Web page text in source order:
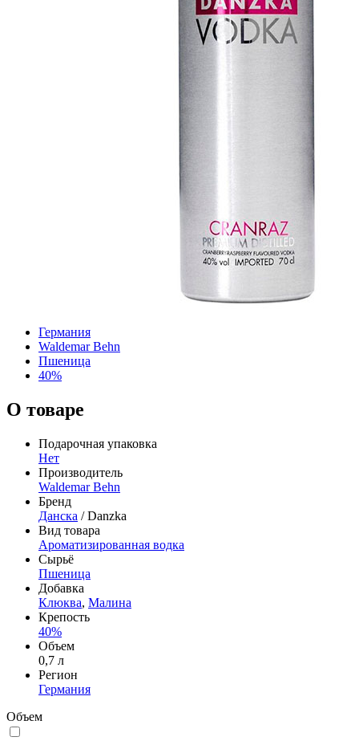
Германия
Waldemar Behn
Пшеница
40%
О товаре
Подарочная упаковка
Нет
Производитель
Waldemar Behn
Бренд
Данска / Danzka
Вид товара
Ароматизированная водка
Сырьё
Пшеница
Добавка
Клюква, Малина
Крепость
40%
Объем
0,7 л
Регион
Германия
Объем